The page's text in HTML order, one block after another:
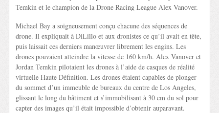
Temkin et le champion de la Drone Racing League Alex Vanover.
Michael Bay a soigneusement conçu chacune des séquences de
drone. Il expliquait à DiLillo et aux dronistes ce qu’il avait en tête,
puis laissait ces derniers manœuvrer librement les engins. Les
drones pouvaient atteindre la vitesse de 160 km/h. Alex Vanover et
Jordan Temkin pilotaient les drones à l’aide de casques de réalité
virtuelle Haute Définition. Les drones étaient capables de plonger
du sommet d’un immeuble de bureaux du centre de Los Angeles,
glissant le long du bâtiment et s’immobilisant à 30 cm du sol pour
capter des images qu’il était impossible d’obtenir auparavant.